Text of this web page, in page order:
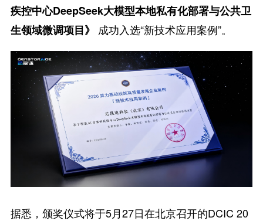
疾控中心DeepSeek大模型本地私有化部署与公共卫
生领域微调项目》 成功入选“新技术应用案例”。
据悉，颁奖仪式将于5月27日在北京召开的DCIC 20